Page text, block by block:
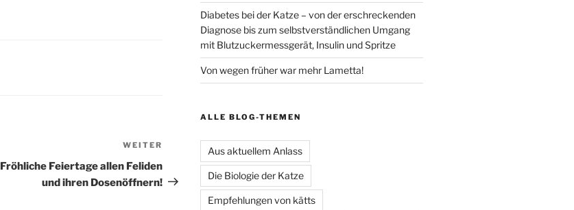
Nächster
Beitrag
WEITER
Fröhliche Feiertage allen Feliden
und ihren Dosenöffnern!
Diabetes bei der Katze – von der erschreckenden
Diagnose bis zum selbstverständlichen Umgang
mit Blutzuckermessgerät, Insulin und Spritze
Von wegen früher war mehr Lametta!
ALLE BLOG-THEMEN
Aus aktuellem Anlass
Die Biologie der Katze
Empfehlungen von kätts